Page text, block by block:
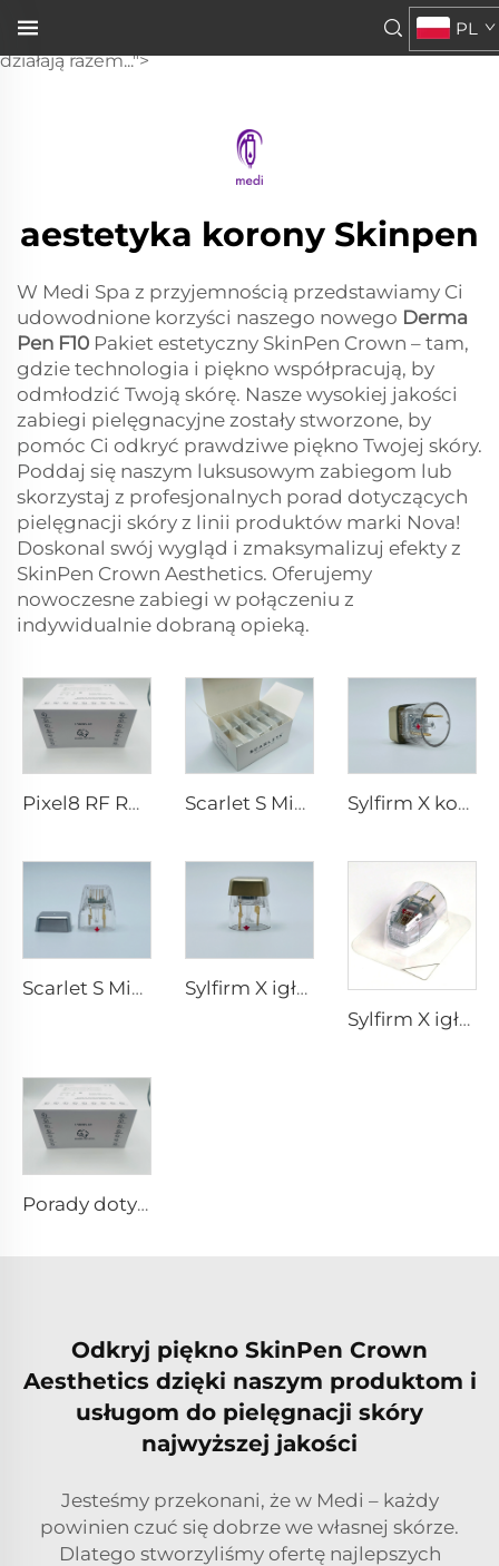
SkinPen Crown – tam, gdzie technologia i piękno
działają razem...">
PL
aestetyka korony Skinpen
W Medi Spa z przyjemnością przedstawiamy Ci
udowodnione korzyści naszego nowego Derma
Pen F10 Pakiet estetyczny SkinPen Crown – tam,
gdzie technologia i piękno współpracują, by
odmłodzić Twoją skórę. Nasze wysokiej jakości
zabiegi pielęgnacyjne zostały stworzone, by
pomóc Ci odkryć prawdziwe piękno Twojej skóry.
Poddaj się naszym luksusowym zabiegom lub
skorzystaj z profesjonalnych porad dotyczących
pielęgnacji skóry z linii produktów marki Nova!
Doskonal swój wygląd i zmaksymalizuj efekty z
SkinPen Crown Aesthetics. Oferujemy
nowoczesne zabiegi w połączeniu z
indywidualnie dobraną opieką.
Pixel8 RF Rohrer Aesthetic końcówki 25 49 64 Scarlet S Mikroigłowanie rf dwubiegunowe elektrody zużywalne końcówki 25pin Sylfirm X końcówki do mikroigłowania rf X-25
Scarlet S Mikroigłowanie rf dwubiegunowe elektrody zużywalne końcówki 25pin
Sylfirm X igłowanie mikroigłowe pielęgnacja skóry końcówki sylfirm X X-25
Sylfirm X igłowanie mikroigłowe końcówka rf sylfirm x XE-25 kaseton od firmy Viol
Porady dotyczące RF w pixel8
Odkryj piękno SkinPen Crown
Aesthetics dzięki naszym produktom i
usługom do pielęgnacji skóry
najwyższej jakości
Jesteśmy przekonani, że w Medi – każdy
powinien czuć się dobrze we własnej skórze.
Dlatego stworzyliśmy ofertę najlepszych